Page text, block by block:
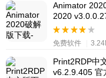
Animator
2020
免费软件
Print2RDP中
v6.2.9.405 官